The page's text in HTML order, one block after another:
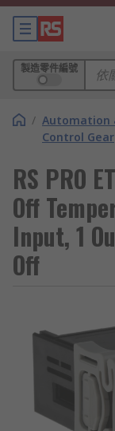
製造零件編號
/ Automation
Control Gear
RS PRO
Off
Input, 1
Off